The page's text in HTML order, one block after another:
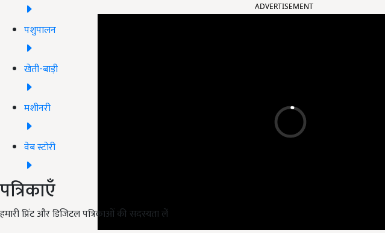
पशुपालन
खेती-बाड़ी
मशीनरी
वेब स्टोरी
पत्रिकाएँ
हमारी प्रिंट और डिजिटल पत्रिकाओं की सदस्यता लें
ADVERTISEMENT